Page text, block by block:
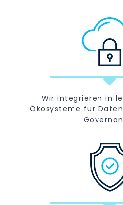
Wir integrieren in
Ökosysteme für